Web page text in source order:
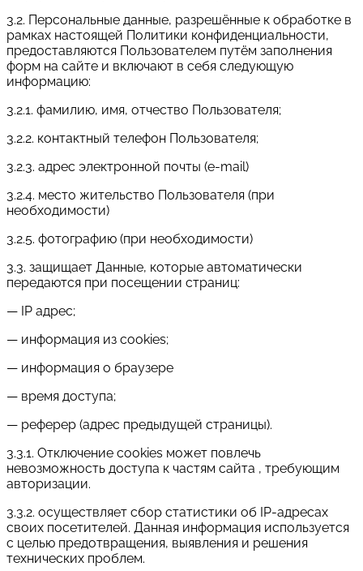
3.2. Персональные данные, разрешённые к обработке в
рамках настоящей Политики конфиденциальности,
предоставляются Пользователем путём заполнения
форм на сайте и включают в себя следующую
информацию:
3.2.1. фамилию, имя, отчество Пользователя;
3.2.2. контактный телефон Пользователя;
3.2.3. адрес электронной почты (e-mail)
3.2.4. место жительство Пользователя (при
необходимости)
3.2.5. фотографию (при необходимости)
3.3. защищает Данные, которые автоматически
передаются при посещении страниц:
— IP адрес;
— информация из cookies;
— информация о браузере
— время доступа;
— реферер (адрес предыдущей страницы).
3.3.1. Отключение cookies может повлечь
невозможность доступа к частям сайта , требующим
авторизации.
3.3.2. осуществляет сбор статистики об IP-адресах
своих посетителей. Данная информация используется
с целью предотвращения, выявления и решения
технических проблем.